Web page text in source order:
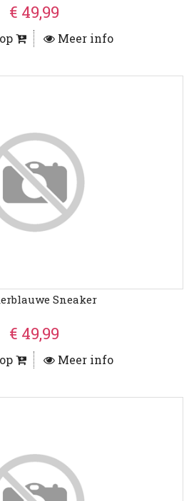
€ 49,99
Meer info
Sneaker
€ 49,99
Meer info